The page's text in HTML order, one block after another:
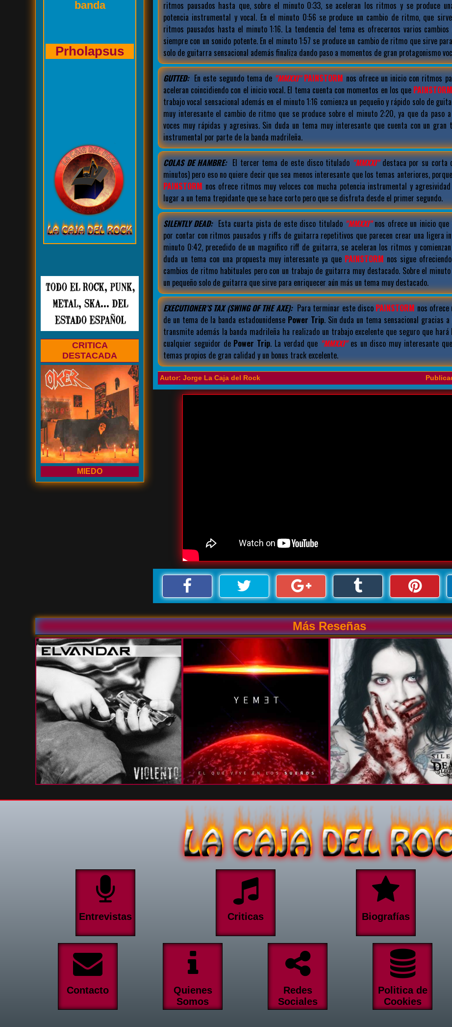
Caja del Rock a
Kasuales
CRITICA
DESTACADA
MIEDO
ritmos pausados hasta que, sobre el minuto 0:33, se aceleran los ritmos y se produce
potencia instrumental y vocal. En el minuto 0:56 se produce un cambio de ritmo, que
ritmos pausados hasta el minuto 1:16. La tendencia del tema es ofrecernos varios
siempre con un sonido potente. En el minuto 1:57 se produce un cambio de ritmo que sirve
solo de guitarra sensacional además finaliza dando paso a momentos de gran protagonismo
GUTTED: En este segundo tema de "MMXXI" PAINSTORM nos ofrece un inicio con ritmos
aceleran coincidiendo con el inicio vocal. El tema cuenta con momentos en los que PAINSTORM
trabajo vocal sensacional además en el minuto 1:16 comienza un pequeño y rápido solo de
muy interesante el cambio de ritmo que se produce sobre el minuto 2:20, ya que da paso
voces muy rápidas y agresivas. Sin duda un tema muy interesante que cuenta con un gran
instrumental por parte de la banda madrileña.
COLAS DE HAMBRE: El tercer tema de este disco titulado "MMXXI"destaca por su corta
minutos) pero eso no quiere decir que sea menos interesante que los temas anteriores,
PAINSTORM nos ofrece ritmos muy veloces con mucha potencia instrumental y
lugar a un tema trepidante que se hace corto pero que se disfruta desde el primer segundo.
SILENTLY DEAD: Esta cuarta pista de este disco titulado "MMXXI"nos ofrece un inicio que
por contar con ritmos pausados y riffs de guitarra repetitivos que parecen crear una ligera
minuto 0:42, precedido de un magnifico riff de guitarra, se aceleran los ritmos y
duda un tema con una propuesta muy interesante ya que PAINSTORM nos sigue
cambios de ritmo habituales pero con un trabajo de guitarra muy destacado. Sobre el minuto
un pequeño solo de guitarra que sirve para enriquecer aún más un tema muy destacado.
EXECUTIONER’S TAX (SWING OF THE AXE): Para terminar este disco PAINSTORM nos ofrece
de un tema de la banda estadounidense Power Trip. Sin duda un tema sensacional gracias
transmite además la banda madrileña ha realizado un trabajo excelente que seguro que
cualquier seguidor de Power Trip. La verdad que "MMXXI"es un disco muy interesante
temas propios de gran calidad y un bonus track excelente.
Autor: Jorge La Caja del Rock
Más Reseñas
Entrevistas Criticas Biografías
Contacto
Quienes
Somos
Redes
Sociales
Politica de
Cookies